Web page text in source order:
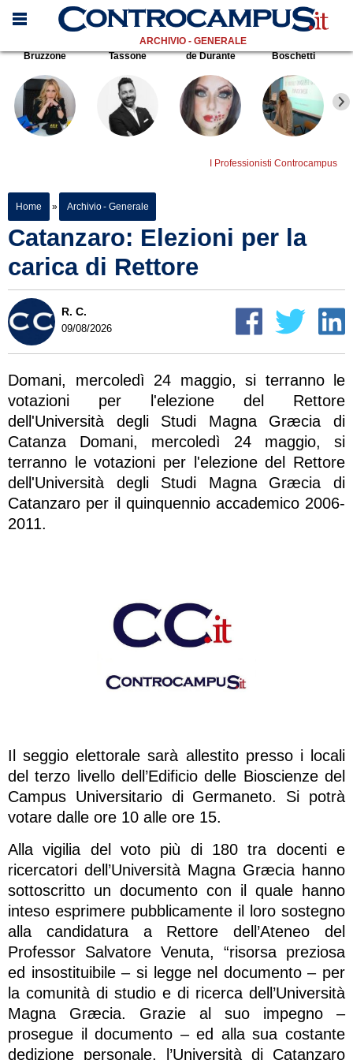
ARCHIVIO - GENERALE
Bruzzone
Tassone de Durante Boschetti
I Professionisti Controcampus
Home » Archivio - Generale
Catanzaro: Elezioni per la
carica di Rettore
R. C.
09/08/2026
Domani, mercoledì 24 maggio, si terranno le
votazioni per l'elezione del Rettore
dell'Università degli Studi Magna Græcia di
Catanza Domani, mercoledì 24 maggio, si
terranno le votazioni per l'elezione del Rettore
dell'Università degli Studi Magna Græcia di
Catanzaro per il quinquennio accademico 2006-
2011.
Il seggio elettorale sarà allestito presso i locali
del terzo livello dell’Edificio delle Bioscienze del
Campus Universitario di Germaneto. Si potrà
votare dalle ore 10 alle ore 15.
Alla vigilia del voto più di 180 tra docenti e
ricercatori dell’Università Magna Græcia hanno
sottoscritto un documento con il quale hanno
inteso esprimere pubblicamente il loro sostegno
alla candidatura a Rettore dell’Ateneo del
Professor Salvatore Venuta, “risorsa preziosa
ed insostituibile – si legge nel documento – per
la comunità di studio e di ricerca dell’Università
Magna Græcia. Grazie al suo impegno –
prosegue il documento – ed alla sua costante
dedizione personale, l’Università di Catanzaro